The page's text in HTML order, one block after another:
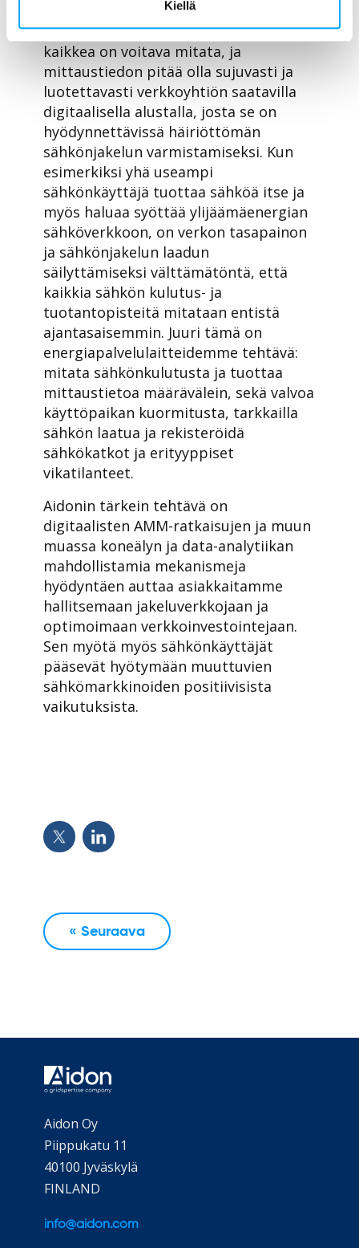
Kiellä
Yksinkertaistaen: sähköverkossa
kaikkea on voitava mitata, ja
mittaustiedon pitää olla sujuvasti ja
luotettavasti verkkoyhtiön saatavilla
digitaalisella alustalla, josta se on
hyödynnettävissä häiriöttömän
sähkönjakelun varmistamiseksi. Kun
esimerkiksi yhä useampi
sähkönkäyttäjä tuottaa sähköä itse ja
myös haluaa syöttää ylijäämäenergian
sähköverkkoon, on verkon tasapainon
ja sähkönjakelun laadun
säilyttämiseksi välttämätöntä, että
kaikkia sähkön kulutus- ja
tuotantopisteitä mitataan entistä
ajantasaisemmin. Juuri tämä on
energiapalvelulaitteidemme tehtävä:
mitata sähkönkulutusta ja tuottaa
mittaustietoa määrävälein, sekä valvoa
käyttöpaikan kuormitusta, tarkkailla
sähkön laatua ja rekisteröidä
sähkökatkot ja erityyppiset
vikatilanteet.
Aidonin tärkein tehtävä on
digitaalisten AMM-ratkaisujen ja muun
muassa koneälyn ja data-analytiikan
mahdollistamia mekanismeja
hyödyntäen auttaa asiakkaitamme
hallitsemaan jakeluverkkojaan ja
optimoimaan verkkoinvestointejaan.
Sen myötä myös sähkönkäyttäjät
pääsevät hyötymään muuttuvien
sähkömarkkinoiden positiivisista
vaikutuksista.
« Seuraava
Aidon Oy
Piippukatu 11
40100 Jyväskylä
FINLAND
info@aidon.com